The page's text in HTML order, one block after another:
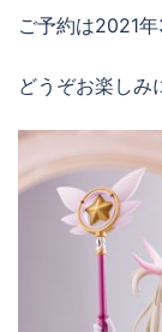
ご予約は2021
どうぞお楽し